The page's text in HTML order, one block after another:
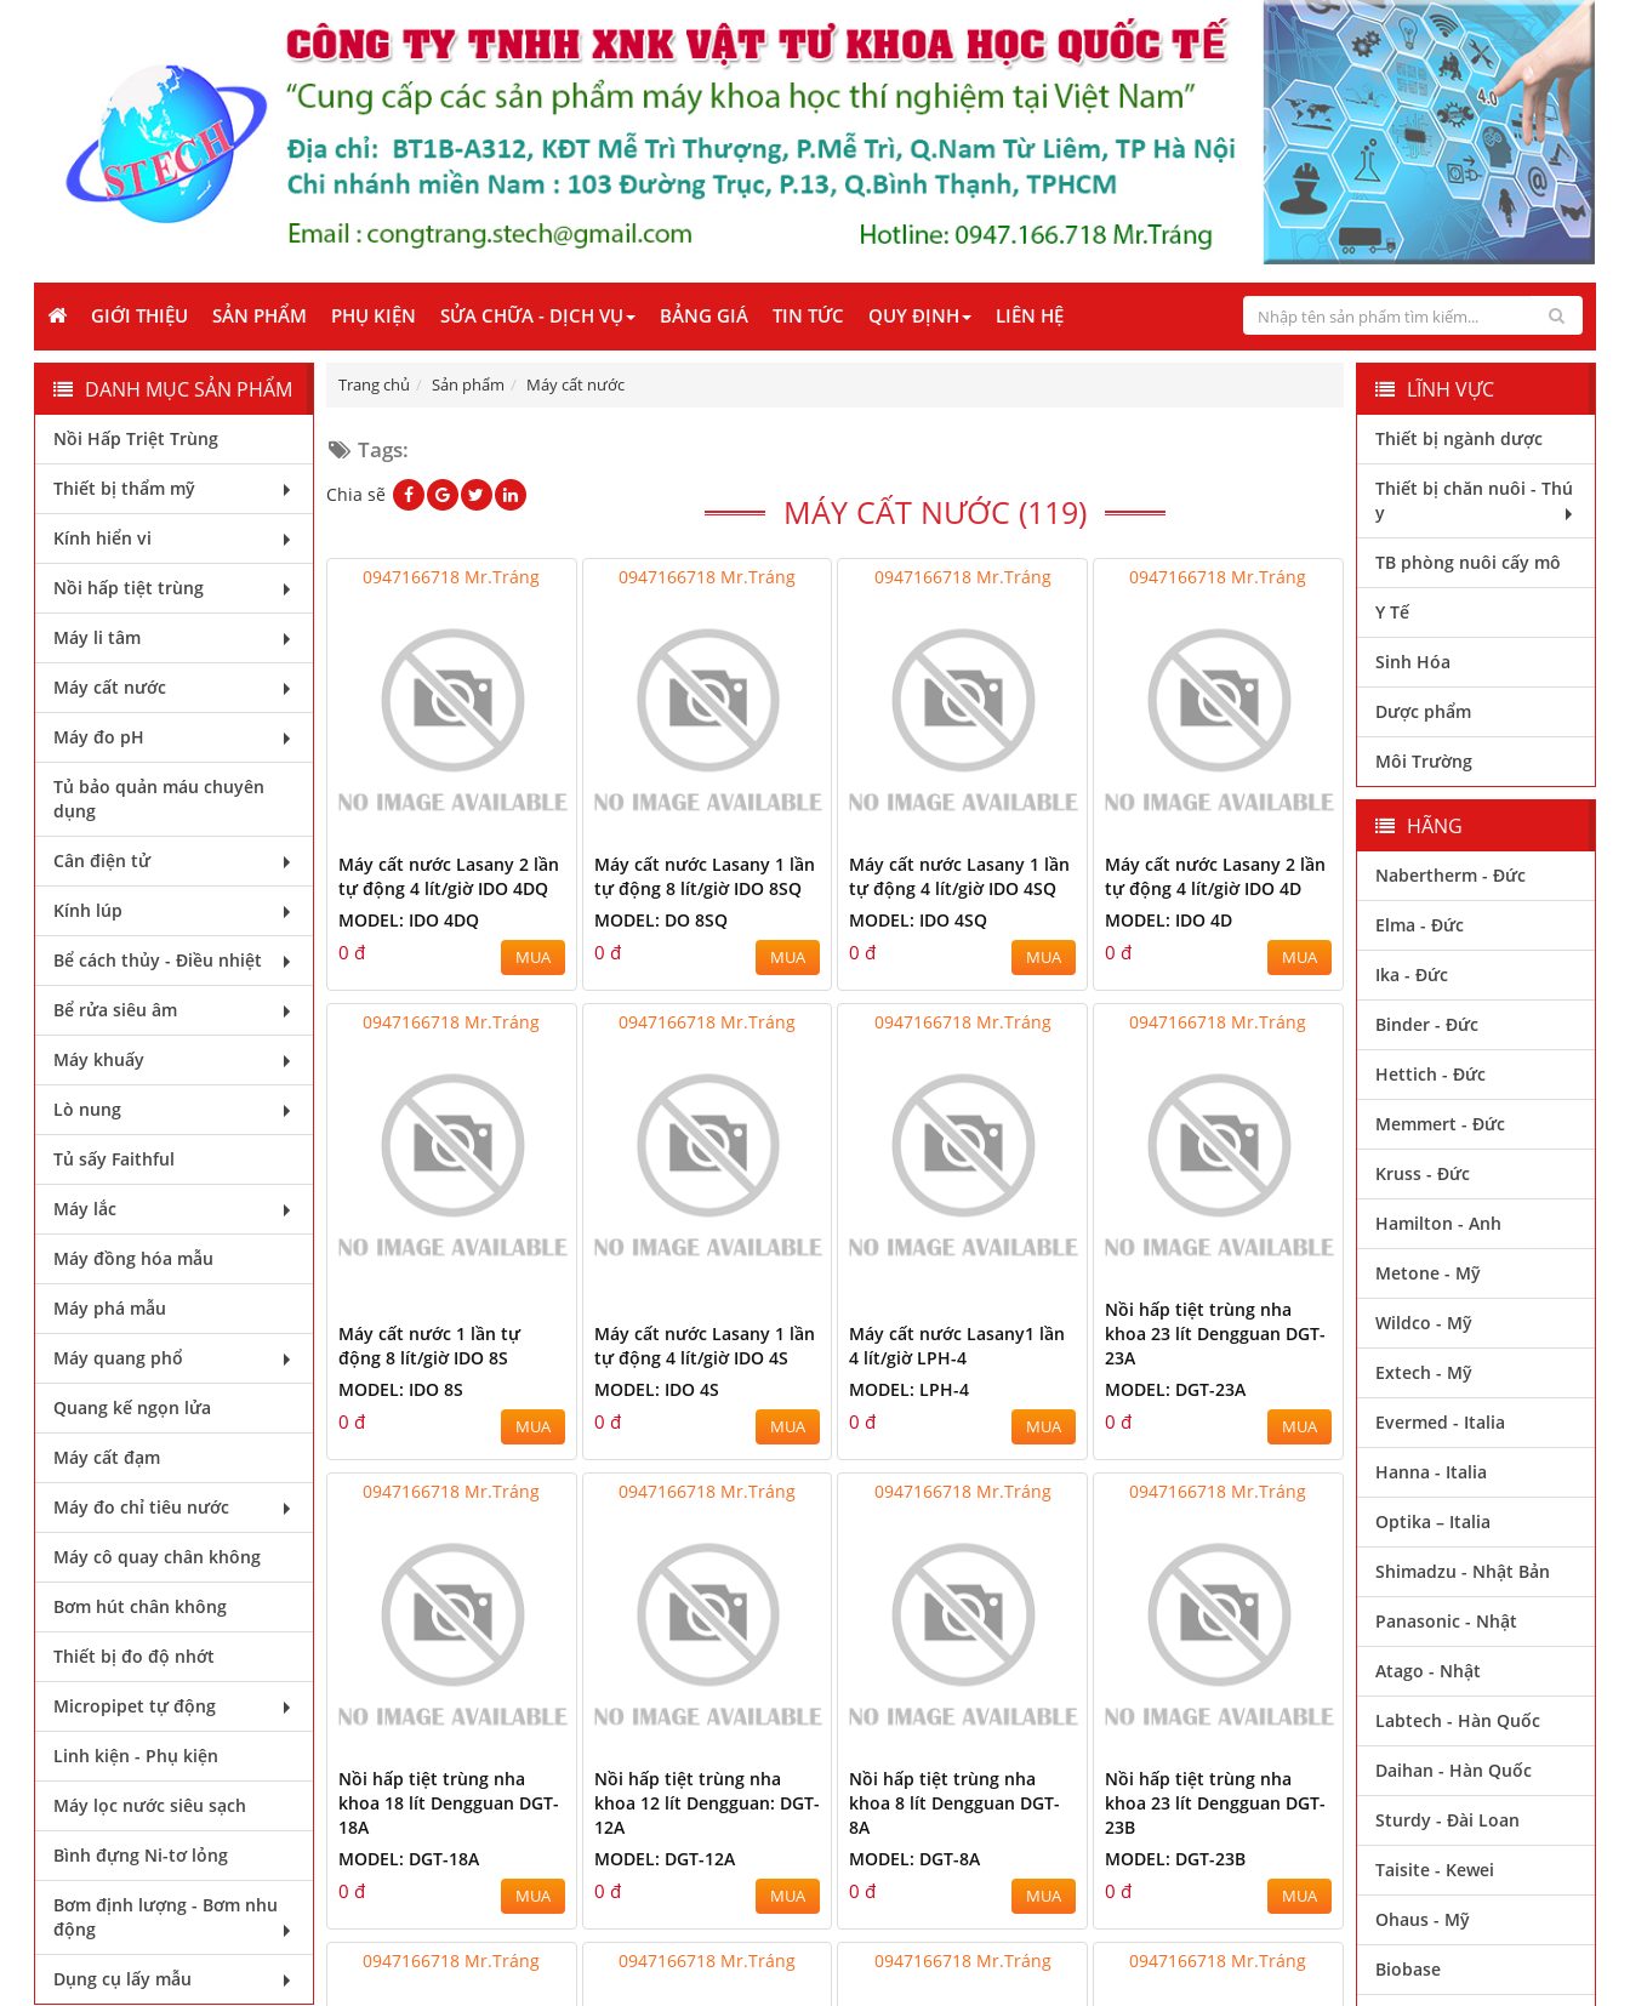
GIỚI THIỆU SẢN PHẨM PHỤ KIỆN SỬA CHỮA - DỊCH VỤ BẢNG GIÁ TIN TỨC QUY ĐỊNH LIÊN HỆ
Trang chủ Sản phẩm Máy cất nước
Tags:
MÁY CẤT NƯỚC (119)
Chia sẽ
0947166718 Mr.Tráng
Máy cất nước Lasany 2 lần
tự động 4 lít/giờ IDO 4DQ
MODEL: IDO 4DQ
0 đ MUA
0947166718 Mr.Tráng
Máy cất nước Lasany 1 lần
tự động 8 lít/giờ IDO 8SQ
MODEL: DO 8SQ
0 đ MUA
0947166718 Mr.Tráng
Máy cất nước Lasany 1 lần
tự động 4 lít/giờ IDO 4SQ
MODEL: IDO 4SQ
0 đ MUA
0947166718 Mr.Tráng
Máy cất nước Lasany 2 lần
tự động 4 lít/giờ IDO 4D
MODEL: IDO 4D
0 đ MUA
0947166718 Mr.Tráng
Máy cất nước 1 lần tự
động 8 lít/giờ IDO 8S
MODEL: IDO 8S
0 đ MUA
0947166718 Mr.Tráng
Máy cất nước Lasany 1 lần
tự động 4 lít/giờ IDO 4S
MODEL: IDO 4S
0 đ MUA
0947166718 Mr.Tráng
Máy cất nước Lasany1 lần
4 lít/giờ LPH-4
MODEL: LPH-4
0 đ MUA
0947166718 Mr.Tráng
Nồi hấp tiệt trùng nha
khoa 23 lít Dengguan DGT-
23A
MODEL: DGT-23A
0 đ MUA
0947166718 Mr.Tráng
Nồi hấp tiệt trùng nha
khoa 18 lít Dengguan DGT-
18A
MODEL: DGT-18A
0 đ MUA
0947166718 Mr.Tráng
Nồi hấp tiệt trùng nha
khoa 12 lít Dengguan: DGT-
12A
MODEL: DGT-12A
0 đ MUA
0947166718 Mr.Tráng
Nồi hấp tiệt trùng nha
khoa 8 lít Dengguan DGT-
8A
MODEL: DGT-8A
0 đ MUA
0947166718 Mr.Tráng
Nồi hấp tiệt trùng nha
khoa 23 lít Dengguan DGT-
23B
MODEL: DGT-23B
0 đ MUA
0947166718 Mr.Tráng 0947166718 Mr.Tráng 0947166718 Mr.Tráng 0947166718 Mr.Tráng
DANH MỤC SẢN PHẨM
Nồi Hấp Triệt Trùng
Thiết bị thẩm mỹ
Kính hiển vi
Nồi hấp tiệt trùng
Máy li tâm
Máy cất nước
Máy đo pH
Tủ bảo quản máu chuyên
dụng
Cân điện tử
Kính lúp
Bể cách thủy - Điều nhiệt
Bể rửa siêu âm
Máy khuấy
Lò nung
Tủ sấy Faithful
Máy lắc
Máy đồng hóa mẫu
Máy phá mẫu
Máy quang phổ
Quang kế ngọn lửa
Máy cất đạm
Máy đo chỉ tiêu nước
Máy cô quay chân không
Bơm hút chân không
Thiết bị đo độ nhớt
Micropipet tự động
Linh kiện - Phụ kiện
Máy lọc nước siêu sạch
Bình đựng Ni-tơ lỏng
Bơm định lượng - Bơm nhu
động
Dụng cụ lấy mẫu
LĨNH VỰC
Thiết bị ngành dược
Thiết bị chăn nuôi - Thú
y
TB phòng nuôi cấy mô
Y Tế
Sinh Hóa
Dược phẩm
Môi Trường
HÃNG
Nabertherm - Đức
Elma - Đức
Ika - Đức
Binder - Đức
Hettich - Đức
Memmert - Đức
Kruss - Đức
Hamilton - Anh
Metone - Mỹ
Wildco - Mỹ
Extech - Mỹ
Evermed - Italia
Hanna - Italia
Optika – Italia
Shimadzu - Nhật Bản
Panasonic - Nhật
Atago - Nhật
Labtech - Hàn Quốc
Daihan - Hàn Quốc
Sturdy - Đài Loan
Taisite - Kewei
Ohaus - Mỹ
Biobase